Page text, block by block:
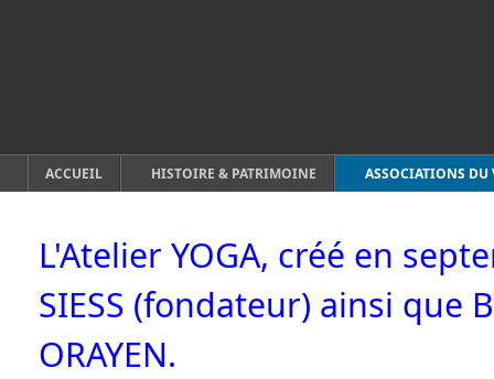
ACCUEIL HISTOIRE & PATRIMOINE ASSOCIATIONS DU
L'Atelier YOGA, créé en
SIESS (fondateur) ainsi que
ORAYEN.